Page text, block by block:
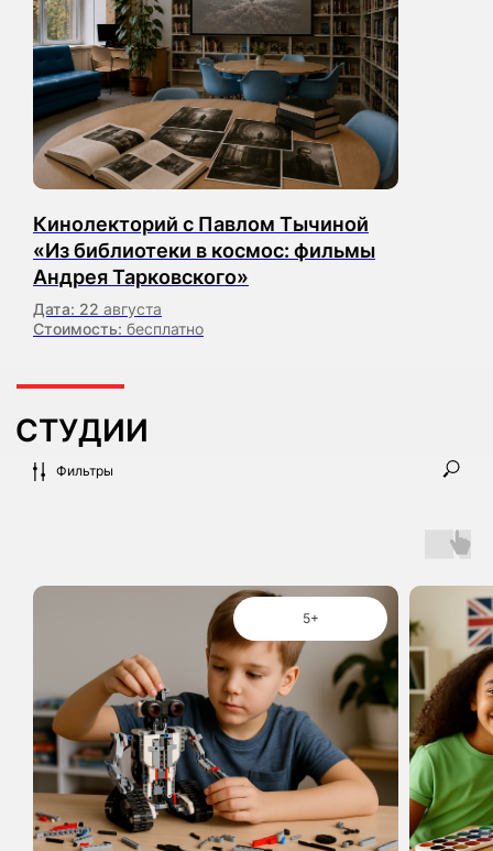
Кинолекторий с Павлом Тычиной
«Из библиотеки в космос: фильмы
Андрея Тарковского»
Дата: 22 августа
Стоимость: бесплатно
Фильтры
5+
Смотреть все отзывы в Яндекс Картах
Вернуться назад
Главная
Информационная поддержка
О Мосразвитии